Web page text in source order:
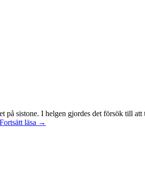
sistone. I helgen gjordes det försök till
Fortsätt läsa Mental
→